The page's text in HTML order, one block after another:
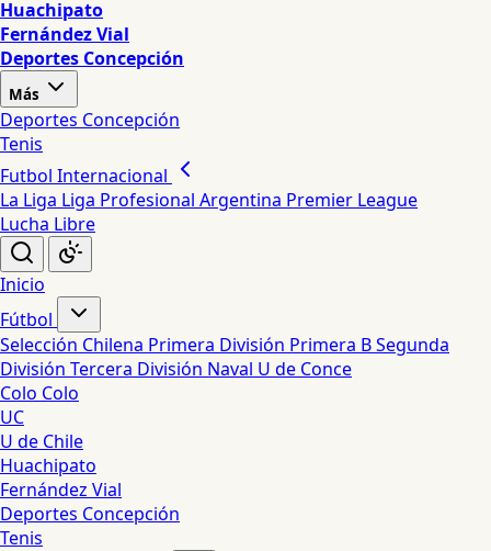
Huachipato
Fernández Vial
Deportes Concepción
Más
Deportes Concepción
Tenis
Futbol Internacional
La Liga Liga Profesional Argentina Premier League
Lucha Libre
Inicio
Fútbol
Selección Chilena Primera División Primera BSegunda
División Tercera División Naval U de Conce
Colo Colo
UC
U de Chile
Huachipato
Fernández Vial
Deportes Concepción
Tenis